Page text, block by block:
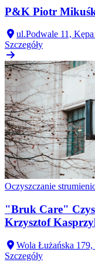
P&K Piotr
ul.Podwale 11,
Szczegóły
Oczyszczanie
"Bruk Care"
Krzysztof
Wola Łużańska
Szczegóły